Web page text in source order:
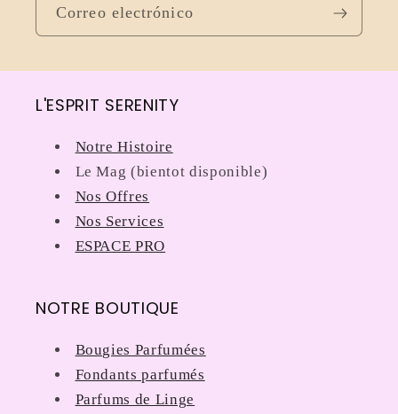
Correo electrónico
L'ESPRIT SERENITY
Notre Histoire
Le Mag (bientot disponible)
Nos Offres
Nos Services
ESPACE PRO
NOTRE BOUTIQUE
Bougies Parfumées
Fondants parfumés
Parfums de Linge